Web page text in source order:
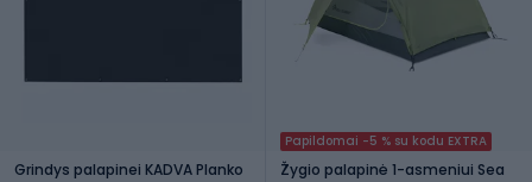
Grindys palapinei KADVA Planko
Papildomai -5 % su kodu EXTRA
Žygio palapinė 1-asmeniui Sea